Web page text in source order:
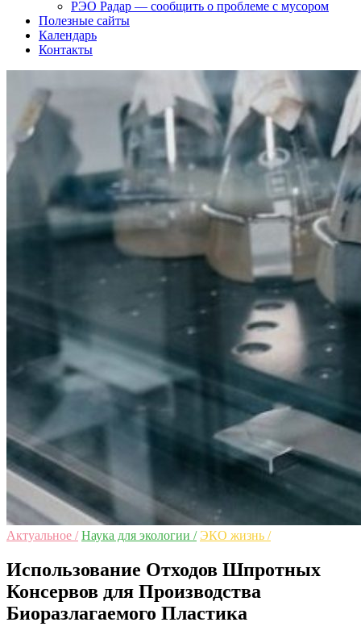
РЭО Радар — сообщить о проблеме с мусором
Полезные сайты
Календарь
Контакты
Актуальное / Наука для экологии / ЭКО жизнь /
Использование Отходов Шпротных
Консервов для Производства
Биоразлагаемого Пластика